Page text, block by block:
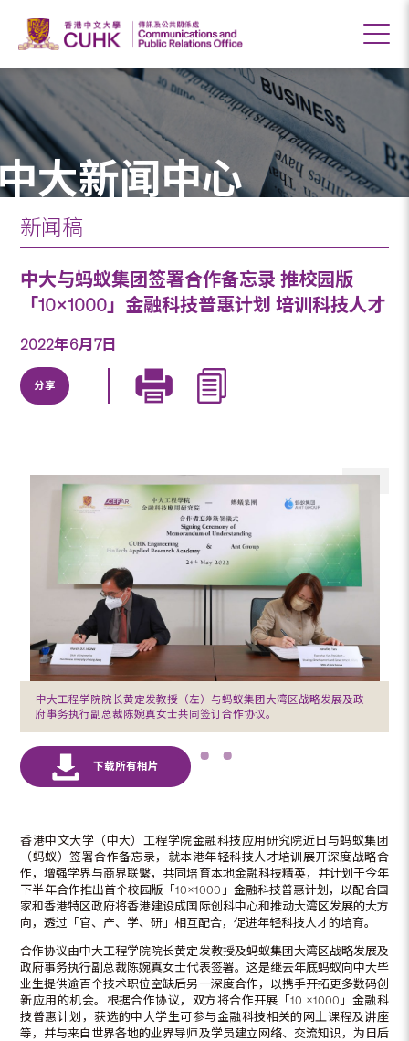
大新闻中心
新闻稿
中大与蚂蚁集团签署合作备忘录 推校园版
「10×1000」金融科技普惠计划 培训科技人才
2022年6月7日
分享
中大工程学院院长黄定发教授（左）与蚂蚁集团大湾区战略发展及政
府事务执行副总裁陈婉真女士共同签订合作协议。
香港中文大学（中大）工程学院金融科技应用研究院近日与蚂蚁集团
（蚂蚁）签署合作备忘录，就本港年轻科技人才培训展开深度战略合
作，增强学界与商界联繫，共同培育本地金融科技精英，并计划于今年
下半年合作推出首个校园版「10×1000」金融科技普惠计划，以配合国
家和香港特区政府将香港建设成国际创科中心和推动大湾区发展的大方
向，透过「官、产、学、研」相互配合，促进年轻科技人才的培育。
合作协议由中大工程学院院长黄定发教授及蚂蚁集团大湾区战略发展及
政府事务执行副总裁陈婉真女士代表签署。这是继去年底蚂蚁向中大毕
业生提供逾百个技术职位空缺后另一深度合作，以携手开拓更多数码创
新应用的机会。根据合作协议，双方将合作开展「10 ×1000」金融科
技普惠计划，获选的中大学生可参与金融科技相关的网上课程及讲座
等，并与来自世界各地的业界导师及学员建立网络、交流知识，为日后